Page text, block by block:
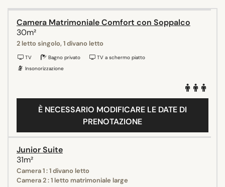
Camera Matrimoniale Comfort con Soppalco
30m²
2 letto singolo, 1 divano letto
TV Bagno privato
TV a schermo piatto
Insonorizzazione
È NECESSARIO MODIFICARE LE DATE DI
PRENOTAZIONE
Junior Suite
31m²
Camera 1 : 1 divano letto
Camera 2 : 1 letto matrimoniale large